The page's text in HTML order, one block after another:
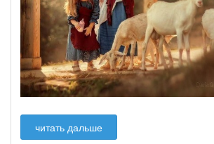
читать дальше